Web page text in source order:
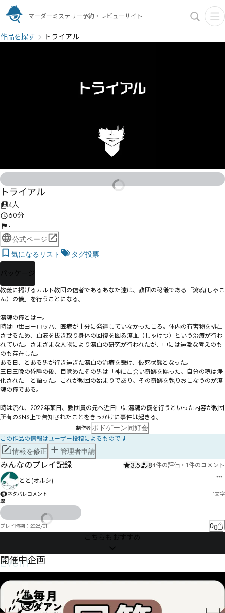
マーダーミステリー予約・レビューサイト
作品を探す トライアル
トライアル
4人
60分
-
公式ページ
気になるリスト
タグ投票
パッケージ
教義に掲げるカルト教団の信者であるあなた達は、教団の秘儀である「瀉魂(しゃこ
ん）の儀」を行うことになる。
瀉魂の儀とはー。
時は中世ヨーロッパ、医療が十分に発達していなかったころ。体内の有害物を排出
させるため、血液を抜き取り身体の回復を図る瀉血（しゃけつ）という治療が行わ
れていた。さまざまな人物により瀉血の研究が行われたが、中には過激な考えのも
のも存在した。
ある日、とある男が行き過ぎた瀉血の治療を受け、仮死状態となった。
三日三晩の昏睡の後、目覚めたその男は「神に出会い奇跡を賜った、自分の魂は浄
化された」と語った。これが教団の始まりであり、その奇跡を執りおこなうのが瀉
魂の儀である。
時は流れ、2022年某日、教団員の元へ近日中に瀉魂の儀を行うといった内容が教団
所有のSNS上で告知されたことをきっかけに事件は起きる。
制作者 ボドゲーン同好会
この作品の情報はユーザー投稿によるものです
情報を修正 管理者申請
みんなのプレイ記録 3.5 84件の評価 ・ 1件のコメント
とと(オルシ)
ネタバレコメント 1文字
翠
プレイ時期： 2026/01 0
こちらもおすすめ
Event
開催中企画